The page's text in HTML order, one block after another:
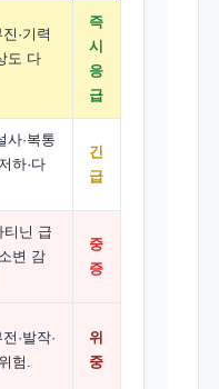
·기력
도 다
즉
시
응
급
사·복통
하·다
긴
급
티닌 급
변 감
중
증
·발작·
험.
위
중